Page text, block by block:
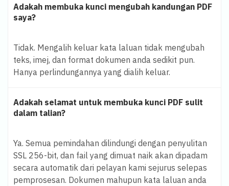
Adakah membuka kunci mengubah kandungan PDF
saya?
Tidak. Mengalih keluar kata laluan tidak mengubah
teks, imej, dan format dokumen anda sedikit pun.
Hanya perlindungannya yang dialih keluar.
Adakah selamat untuk membuka kunci PDF sulit
dalam talian?
Ya. Semua pemindahan dilindungi dengan penyulitan
SSL 256-bit, dan fail yang dimuat naik akan dipadam
secara automatik dari pelayan kami sejurus selepas
pemprosesan. Dokumen mahupun kata laluan anda